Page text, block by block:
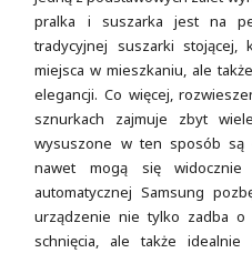
pralka i suszarka jest na
tradycyjnej suszarki
miejsca w mieszkaniu, ale
elegancji. Co więcej,
sznurkach zajmuje zbyt
wysuszone w ten sposób są
nawet mogą się widocznie
automatycznej Samsung
urządzenie nie tylko zadba o
schnięcia, ale także